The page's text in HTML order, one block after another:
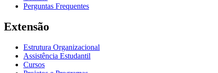
Perguntas Frequentes
Extensão
Estrutura Organizacional
Assistência Estudantil
Cursos